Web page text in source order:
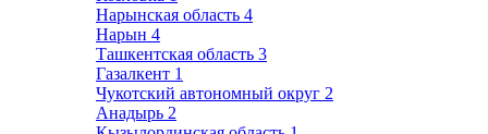
Нарынская область 4
Нарын 4
Ташкентская область 3
Газалкент 1
Чукотский автономный округ 2
Анадырь 2